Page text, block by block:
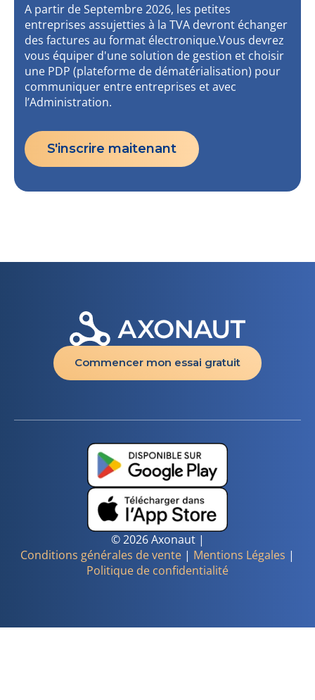
A partir de Septembre 2026, les petites
entreprises assujetties à la TVA devront échanger
des factures au format électronique.Vous devrez
vous équiper d'une solution de gestion et choisir
une PDP (plateforme de dématérialisation) pour
communiquer entre entreprises et avec
l’Administration.
S'inscrire maitenant
Commencer mon essai gratuit
© 2026 Axonaut |
Conditions générales de vente | Mentions Légales |
Politique de confidentialité